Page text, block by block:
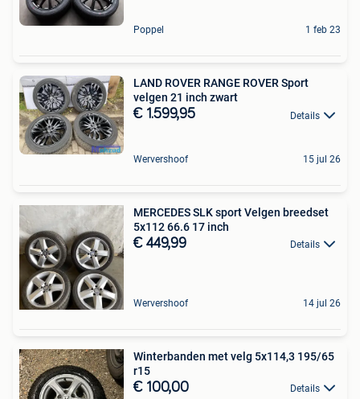
Poppel 1 feb 23
LAND ROVER RANGE ROVER Sport
velgen 21 inch zwart
€ 1.599,95 Details
Wervershoof 15 jul 26
MERCEDES SLK sport Velgen breedset
5x112 66.6 17 inch
€ 449,99 Details
Wervershoof 14 jul 26
Winterbanden met velg 5x114,3 195/65
r15
€ 100,00 Details